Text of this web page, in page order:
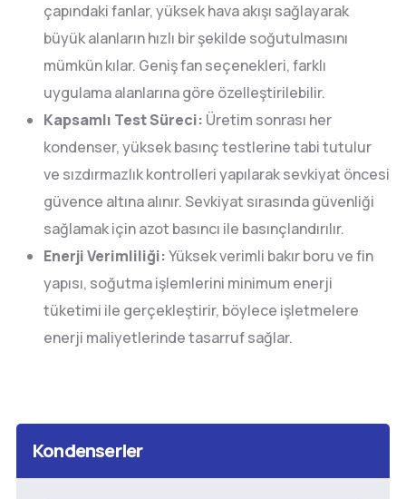
çapındaki fanlar, yüksek hava akışı sağlayarak
büyük alanların hızlı bir şekilde soğutulmasını
mümkün kılar. Geniş fan seçenekleri, farklı
uygulama alanlarına göre özelleştirilebilir.
Kapsamlı Test Süreci: Üretim sonrası her
kondenser, yüksek basınç testlerine tabi tutulur
ve sızdırmazlık kontrolleri yapılarak sevkiyat öncesi
güvence altına alınır. Sevkiyat sırasında güvenliği
sağlamak için azot basıncı ile basınçlandırılır.
Enerji Verimliliği:Yüksek verimli bakır boru ve fin
yapısı, soğutma işlemlerini minimum enerji
tüketimi ile gerçekleştirir, böylece işletmelere
enerji maliyetlerinde tasarruf sağlar.
Kondenserler